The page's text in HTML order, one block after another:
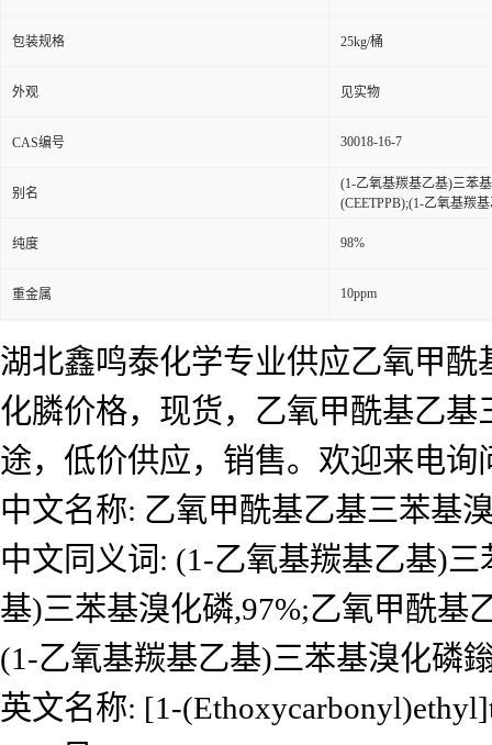
包装规格 25kg/桶
外观 见实物
CAS编号 30018-16-7
别名
(1-乙氧基羰基乙基)三苯
(CEETPPB);(1-乙氧基羰
纯度 98%
重金属 10ppm
湖北鑫鸣泰化学专业供应乙氧甲
化膦价格，现货，乙氧甲酰基乙
途，低价供应，销售。欢迎来电
中文名称: 乙氧甲酰基乙基三苯基
中文同义词: (1-乙氧基羰基乙基)
基)三苯基溴化磷,97%;乙氧甲酰基
(1-乙氧基羰基乙基)三苯基溴化磷
英文名称: [1-